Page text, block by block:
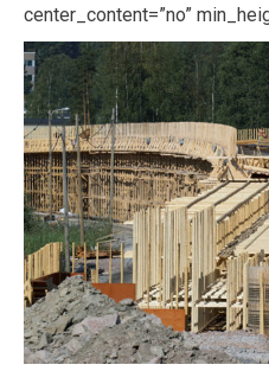
center_content=”no”